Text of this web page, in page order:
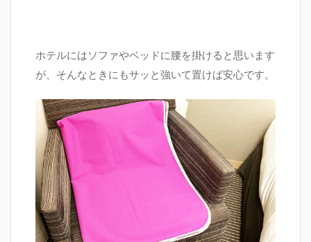
ホテルにはソファやベッドに腰を掛けると思います
が、そんなときにもサッと強いて置けば安心です。